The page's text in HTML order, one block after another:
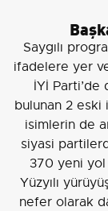
Saygılı
ifadelere yer
İYİ Parti’de
bulunan 2 eski
isimlerin de
siyasi
370 yeni yol
Yüzyılı
nefer olarak